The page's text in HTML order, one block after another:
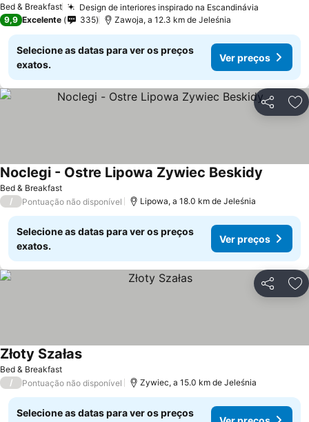
Bed & Breakfast Design de interiores inspirado na Escandinávia
9,9 Excelente 335 Zawoja, a 12.3 km de Jeleśnia
Selecione as datas para ver os preços
exatos.
Ver preços
Partilhar
Bed & Breakfast
Noclegi - Ostre Lipowa Zywiec Beskidy
/ Pontuação não disponível Lipowa, a 18.0 km de Jeleśnia
Selecione as datas para ver os preços
exatos.
Ver preços
Partilhar
Bed & Breakfast
Złoty SzałasVer preços
/ Pontuação não disponível Zywiec, a 15.0 km de Jeleśnia
Selecione as datas para ver os preços